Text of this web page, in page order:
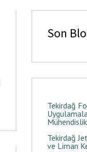
Son
Tekirdağ
Tekirdağ
ve Liman